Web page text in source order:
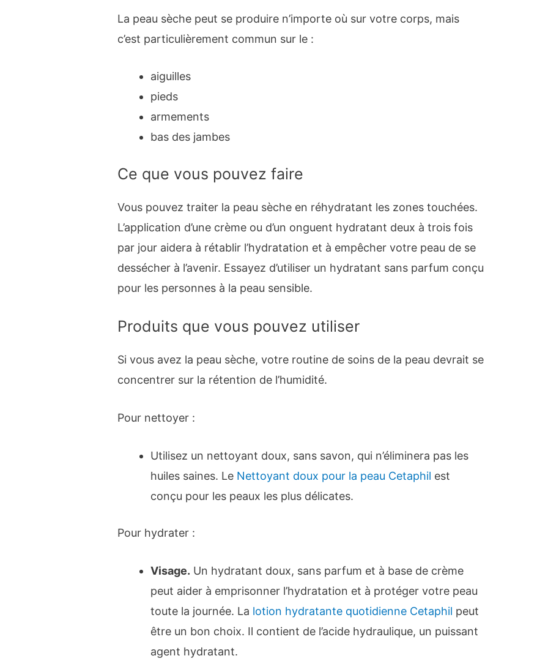
La peau sèche peut se produire n’importe où sur votre corps, mais
c’est particulièrement commun sur le :
aiguilles
pieds
armements
bas des jambes
Ce que vous pouvez faire
Vous pouvez traiter la peau sèche en réhydratant les zones touchées.
L’application d’une crème ou d’un onguent hydratant deux à trois fois
par jour aidera à rétablir l’hydratation et à empêcher votre peau de se
dessécher à l’avenir. Essayez d’utiliser un hydratant sans parfum conçu
pour les personnes à la peau sensible.
Produits que vous pouvez utiliser
Si vous avez la peau sèche, votre routine de soins de la peau devrait se
concentrer sur la rétention de l’humidité.
Pour nettoyer :
Utilisez un nettoyant doux, sans savon, qui n’éliminera pas les
huiles saines. Le Nettoyant doux pour la peau Cetaphil est
conçu pour les peaux les plus délicates.
Pour hydrater :
Visage. Un hydratant doux, sans parfum et à base de crème
peut aider à emprisonner l’hydratation et à protéger votre peau
toute la journée. La lotion hydratante quotidienne Cetaphil peut
être un bon choix. Il contient de l’acide hydraulique, un puissant
agent hydratant.